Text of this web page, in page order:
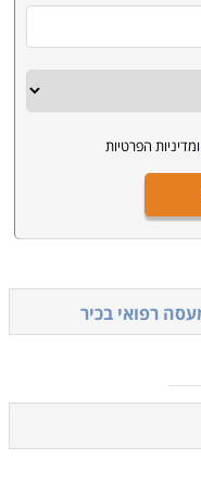
ומדיניות הפרטיות
רפואי בכיר